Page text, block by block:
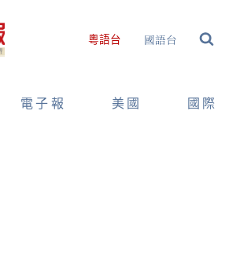
粵語台 國語台
電子報 美國 國際